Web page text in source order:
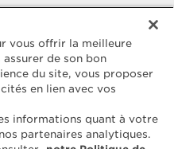
vous offrir la meilleure
de son bon
du site, vous proposer
en lien avec vos
informations quant à votre
partenaires analytiques.